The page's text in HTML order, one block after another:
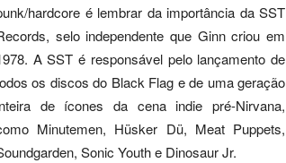
hardcore é lembrar da importância da SST
selo independente que Ginn criou em
A SST é responsável pelo lançamento de
os discos do Black Flag e de uma geração
de ícones da cena indie pré-Nirvana,
Minutemen, Hüsker Dü, Meat Puppets,
Sonic Youth e Dinosaur Jr.